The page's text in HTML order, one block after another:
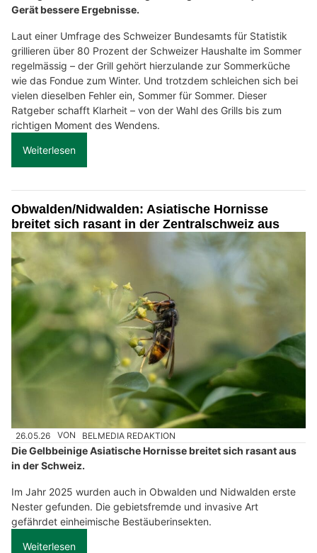
Gerät bessere Ergebnisse.
Laut einer Umfrage des Schweizer Bundesamts für Statistik
grillieren über 80 Prozent der Schweizer Haushalte im Sommer
regelmässig – der Grill gehört hierzulande zur Sommerküche
wie das Fondue zum Winter. Und trotzdem schleichen sich bei
vielen dieselben Fehler ein, Sommer für Sommer. Dieser
Ratgeber schafft Klarheit – von der Wahl des Grills bis zum
richtigen Moment des Wendens.
Weiterlesen
Obwalden/Nidwalden: Asiatische Hornisse
breitet sich rasant in der Zentralschweiz aus
26.05.26 VON BELMEDIA REDAKTION
Die Gelbbeinige Asiatische Hornisse breitet sich rasant aus
in der Schweiz.
Im Jahr 2025 wurden auch in Obwalden und Nidwalden erste
Nester gefunden. Die gebietsfremde und invasive Art
gefährdet einheimische Bestäuberinsekten.
Weiterlesen